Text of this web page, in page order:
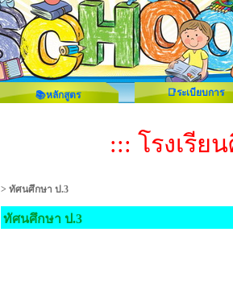
📚หลักสูตร 📑ระเบียบการ
::: โรงเรีย
> ทัศนศึกษา ป.3
ทัศนศึกษา ป.3